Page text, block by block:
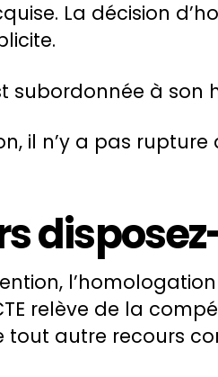
La décision
subordonnée à son
il n’y a pas
relève de la
tout autre recours